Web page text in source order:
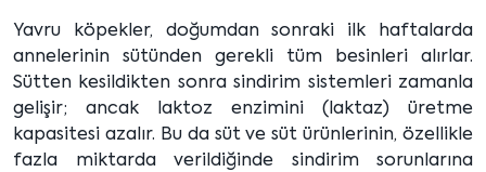
Yavru köpekler, doğumdan sonraki ilk haftalarda
annelerinin sütünden gerekli tüm besinleri alırlar.
Sütten kesildikten sonra sindirim sistemleri zamanla
gelişir; ancak laktoz enzimini (laktaz) üretme
kapasitesi azalır. Bu da süt ve süt ürünlerinin, özellikle
fazla miktarda verildiğinde sindirim sorunlarına